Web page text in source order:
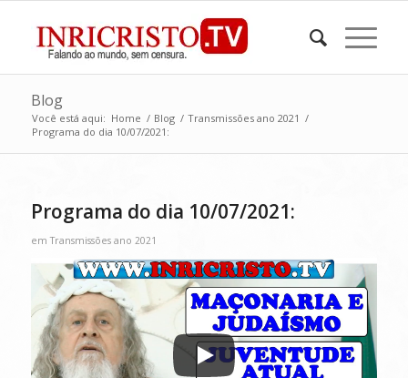
Blog
Você está aqui: Home / Blog / Transmissões ano 2021 /
Programa do dia 10/07/2021:
Programa do dia 10/07/2021:
emTransmissões ano 2021